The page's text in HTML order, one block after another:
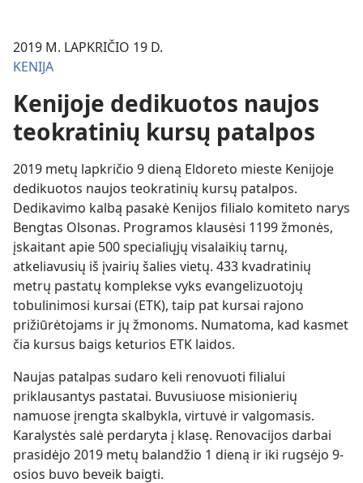
2019 M. LAPKRIČIO 19 D.
KENIJA
Kenijoje dedikuotos naujos
teokratinių kursų patalpos
2019 metų lapkričio 9 dieną Eldoreto mieste Kenijoje
dedikuotos naujos teokratinių kursų patalpos.
Dedikavimo kalbą pasakė Kenijos filialo komiteto narys
Bengtas Olsonas. Programos klausėsi 1199 žmonės,
įskaitant apie 500 specialiųjų visalaikių tarnų,
atkeliavusių iš įvairių šalies vietų. 433 kvadratinių
metrų pastatų komplekse vyks evangelizuotojų
tobulinimosi kursai (ETK), taip pat kursai rajono
prižiūrėtojams ir jų žmonoms. Numatoma, kad kasmet
čia kursus baigs keturios ETK laidos.
Naujas patalpas sudaro keli renovuoti filialui
priklausantys pastatai. Buvusiuose misionierių
namuose įrengta skalbykla, virtuvė ir valgomasis.
Karalystės salė perdaryta į klasę. Renovacijos darbai
prasidėjo 2019 metų balandžio 1 dieną ir iki rugsėjo 9-
osios buvo beveik baigti.